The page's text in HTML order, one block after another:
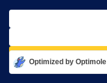
Optimized by Optimole